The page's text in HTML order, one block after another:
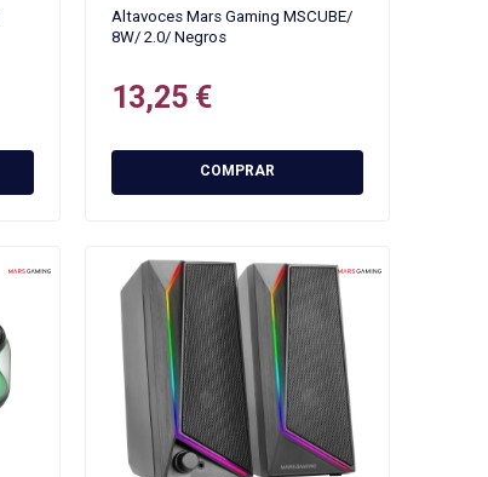
Altavoces Mars Gaming MSCUBE/
8W/ 2.0/ Negros
13,25 €
COMPRAR